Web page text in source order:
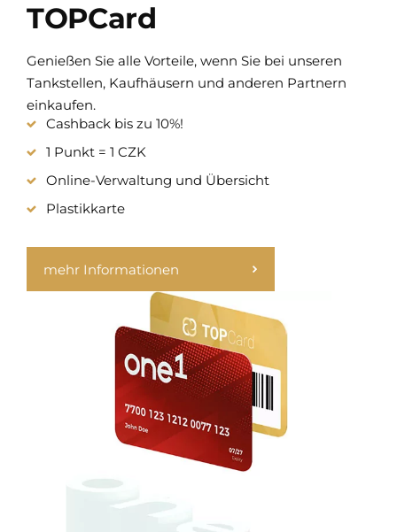
TOPCard
Genießen Sie alle Vorteile, wenn Sie bei unseren
Tankstellen, Kaufhäusern und anderen Partnern
einkaufen.
Cashback bis zu 10%!
1 Punkt = 1 CZK
Online-Verwaltung und Übersicht
Plastikkarte
mehr Informationen